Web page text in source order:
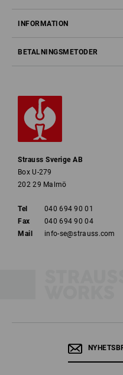
INFORMATION
BETALNINGSMETODER
Strauss Sverige AB
Box U-279
202 29 Malmö
Tel
040 694 90 01
Fax
040 694 90 04
Mail
info-se@strauss.com